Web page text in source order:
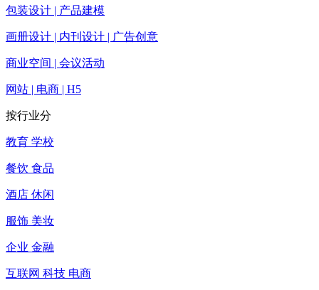
包装设计 | 产品建模
画册设计 | 内刊设计 | 广告创意
商业空间 | 会议活动
网站 | 电商 | H5
按行业分
教育 学校
餐饮 食品
酒店 休闲
服饰 美妆
企业 金融
互联网 科技 电商